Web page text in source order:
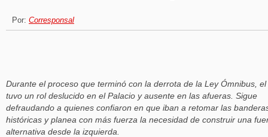
Por: Corresponsal
Durante el proceso que terminó con la derrota de la Ley Ómnibus, el
tuvo un rol deslucido en el Palacio y ausente en las afueras. Sigue
defraudando a quienes confiaron en que iban a retomar las
históricas y planea con más fuerza la necesidad de construir una
alternativa desde la izquierda.